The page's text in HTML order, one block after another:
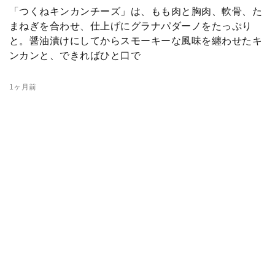
「つくねキンカンチーズ」は、もも肉と胸肉、軟骨、た
まねぎを合わせ、仕上げにグラナパダーノをたっぷり
と。醤油漬けにしてからスモーキーな風味を纏わせたキ
ンカンと、できればひと口で
1ヶ月前